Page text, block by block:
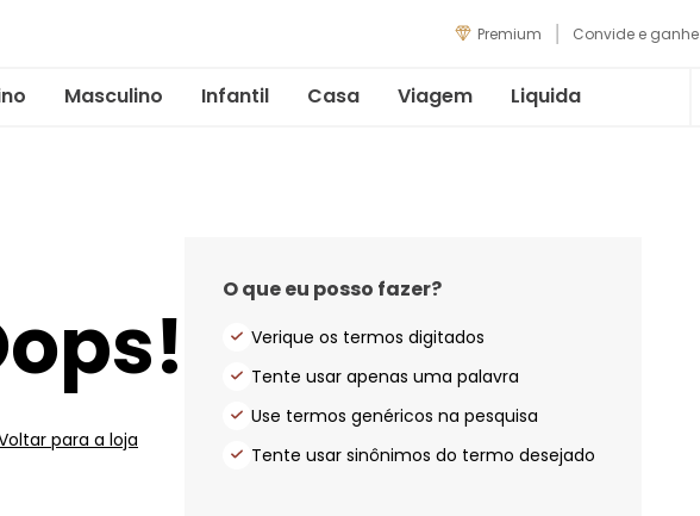
Premium Convide e ganhe
Masculino Infantil Casa Viagem Liquida
para a loja
O que eu posso fazer?
Verique os termos digitados
Tente usar apenas uma palavra
Use termos genéricos na pesquisa
Tente usar sinônimos do termo desejado